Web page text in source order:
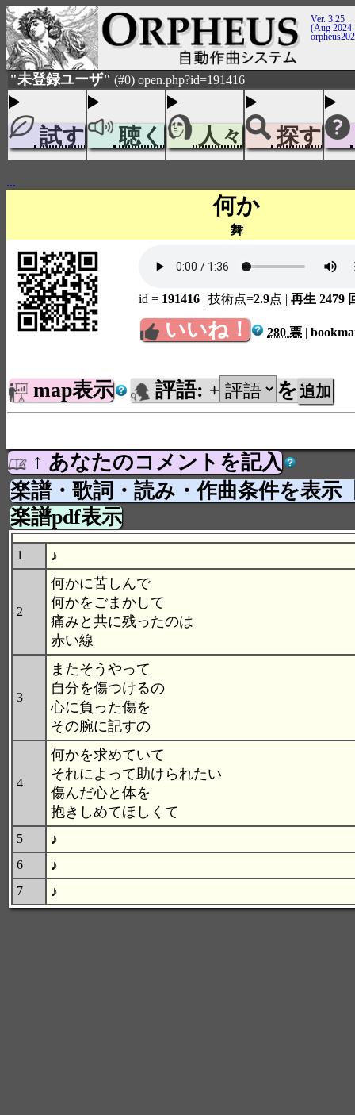
Ver. 3.25
(Aug
"未登録ユーザ" (#0) open.php?id=191416
試す 聴く 人々 探す
...
何か
舞
id = 191416 | 技術点=2.9点 | 再生 2479
いいね！ 280 票 |
map表示 評語: + を
↑ あなたのコメントを記入
楽譜・歌詞・読み・作曲条件を表示
楽譜pdf表示
1 ♪
2
何かに苦しんで
何かをごまかして
痛みと共に残ったのは
赤い線
3
またそうやって
自分を傷つけるの
心に負った傷を
その腕に記すの
4
何かを求めていて
それによって助けられたい
傷んだ心と体を
抱きしめてほしくて
5 ♪
6 ♪
7 ♪